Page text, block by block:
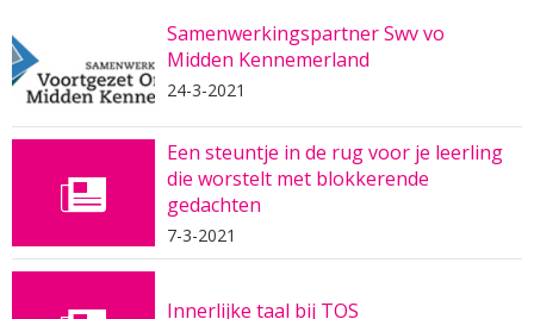
Samenwerkingspartner Swv vo
Midden Kennemerland
24-3-2021
Een steuntje in de rug voor je leerling
die worstelt met blokkerende
gedachten
7-3-2021
Innerlijke taal bij TOS